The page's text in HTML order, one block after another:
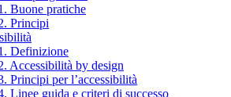
Buone pratiche
Principi
Definizione
Accessibilità by design
Principi per l’accessibilità
Linee guida e criteri di successo